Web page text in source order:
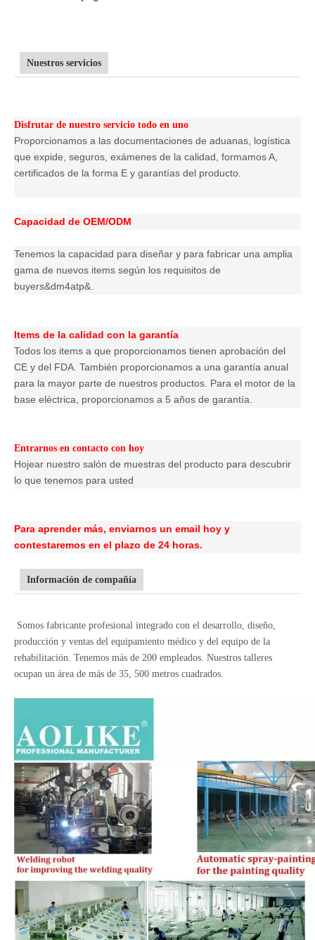
Nuestros servicios
Disfrutar de nuestro servicio todo en uno
Proporcionamos a las documentaciones de aduanas, logística
que expide, seguros, exámenes de la calidad, formamos A,
certificados de la forma E y garantías del producto.
Capacidad de OEM/ODM
Tenemos la capacidad para diseñar y para fabricar una amplia
gama de nuevos items según los requisitos de
buyers&dm4atp&.
Items de la calidad con la garantía
Todos los items a que proporcionamos tienen aprobación del
CE y del FDA. También proporcionamos a una garantía anual
para la mayor parte de nuestros productos. Para el motor de la
base eléctrica, proporcionamos a 5 años de garantía.
Entrarnos en contacto con hoy
Hojear nuestro salón de muestras del producto para descubrir
lo que tenemos para usted
Para aprender más, enviarnos un email hoy y
contestaremos en el plazo de 24 horas.
Información de compañía
Somos fabricante profesional integrado con el desarrollo, diseño,
producción y ventas del equipamiento médico y del equipo de la
rehabilitación. Tenemos más de 200 empleados. Nuestros talleres
ocupan un área de más de 35, 500 metros cuadrados.